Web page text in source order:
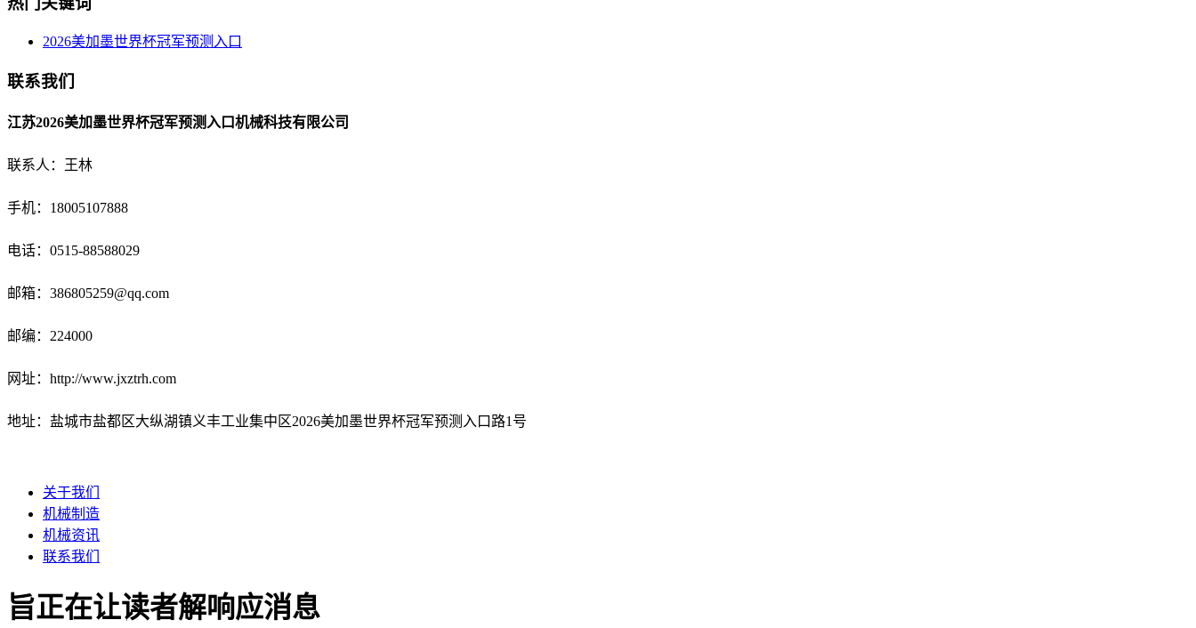
2026美加墨世界杯冠军预测入口
联系我们
江苏2026美加墨世界杯冠军预测入口机械科技有限公司
联系人：王林
手机：18005107888
电话： 0515-88588029
邮箱： 386805259@qq.com
邮编：224000
网址：http://www.jxztrh.com
地址：盐城市盐都区大纵湖镇义丰工业集中区2026美加墨世界杯冠军预测入口路1号
关于我们
机械制造
机械资讯
联系我们
旨正在让读者解响应消息